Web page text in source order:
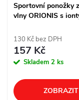
Sportovní ponožky
vlny ORIONIS s
130 Kč bez DPH
157 Kč
Skladem 2 ks
ZOBRAZIT